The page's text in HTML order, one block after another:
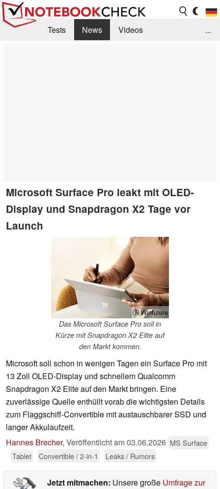
Tests News
Videos
...
Microsoft Surface Pro leakt mit OLED-
Display und Snapdragon X2 Tage vor
Launch
ⓘ Winfuture
Das Microsoft Surface Pro soll in
Kürze mit Snapdragon X2 Elite auf
den Markt kommen.
Microsoft soll schon in wenigen Tagen ein Surface Pro mit
13 Zoll OLED-Display und schnellem Qualcomm
Snapdragon X2 Elite auf den Markt bringen. Eine
zuverlässige Quelle enthüllt vorab die wichtigsten Details
zum Flaggschiff-Convertible mit austauschbarer SSD und
langer Akkulaufzeit.
Hannes Brecher, Veröffentlicht am03.06.2026 MS Surface
Tablet
Convertible / 2-in-1 Leaks / Rumors
Jetzt mitmachen: Unsere große Umfrage zur